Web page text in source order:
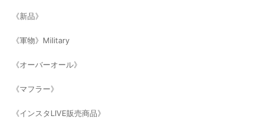
《新品》
《軍物》Military
《オーバーオール》
《マフラー》
《インスタLIVE販売商品》